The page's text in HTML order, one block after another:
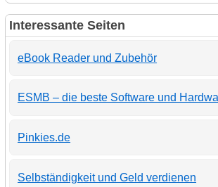
Interessante Seiten
eBook Reader und Zubehör
ESMB – die beste Software und
Pinkies.de
Selbständigkeit und Geld verdienen